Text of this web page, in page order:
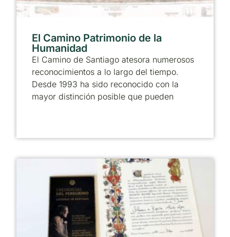
El Camino Patrimonio de la
Humanidad
El Camino de Santiago atesora numerosos
reconocimientos a lo largo del tiempo.
Desde 1993 ha sido reconocido con la
mayor distinción posible que pueden